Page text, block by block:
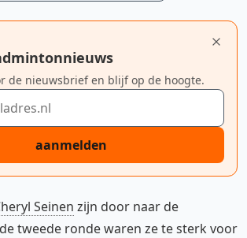
de nieuwsbrief en blijf op de hoogte.
aanmelden
Seinen zijn door naar de
tweede ronde waren ze te sterk voor